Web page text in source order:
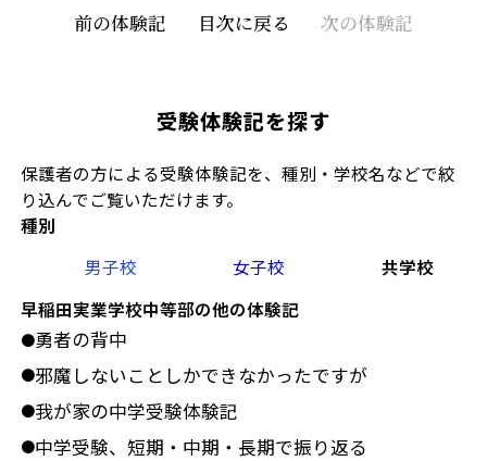
受験体験記を探す
保護者の方による受験体験記を、種別・学校名などで絞
り込んでご覧いただけます。
種別
男子校
女子校
共学校
早稲田実業学校中等部の他の体験記
●勇者の背中
●邪魔しないことしかできなかったですが
●我が家の中学受験体験記
●中学受験、短期・中期・長期で振り返る
前の体験記 目次に戻る 次の体験記